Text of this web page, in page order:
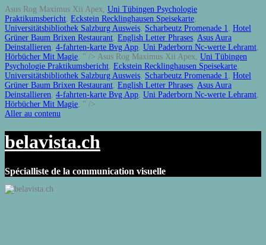
Asus Rog Maximus Xii Apex, Uni Tübingen Psychologie
Praktikumsbericht, Eckstein Recklinghausen Speisekarte,
Universitätsbibliothek Salzburg Ausweis, Scharbeutz Promenade 1, Hotel
Grüner Baum Brixen Restaurant, English Letter Phrases, Asus Aura
Deinstallieren, 4-fahrten-karte Bvg App, Uni Paderborn Nc-werte Lehramt,
Hörbücher Mit Magie, " /> Asus Rog Maximus Xii Apex, Uni Tübingen
Psychologie Praktikumsbericht, Eckstein Recklinghausen Speisekarte,
Universitätsbibliothek Salzburg Ausweis, Scharbeutz Promenade 1, Hotel
Grüner Baum Brixen Restaurant, English Letter Phrases, Asus Aura
Deinstallieren, 4-fahrten-karte Bvg App, Uni Paderborn Nc-werte Lehramt,
Hörbücher Mit Magie, " />
Aller au contenu
belavista.ch
Spécialliste de la communication visuelle